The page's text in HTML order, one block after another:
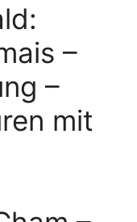
–
–
mit